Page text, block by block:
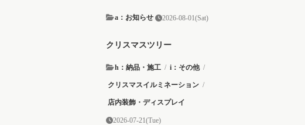
a：お知らせ 2026-08-01(Sat)
クリスマスツリー
h：納品・施工 / i：その他 /
クリスマスイルミネーション /
店内装飾・ディスプレイ
2026-07-21(Tue)